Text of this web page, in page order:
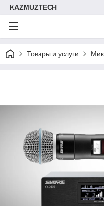
KAZMUZTECH
Товары и услуги